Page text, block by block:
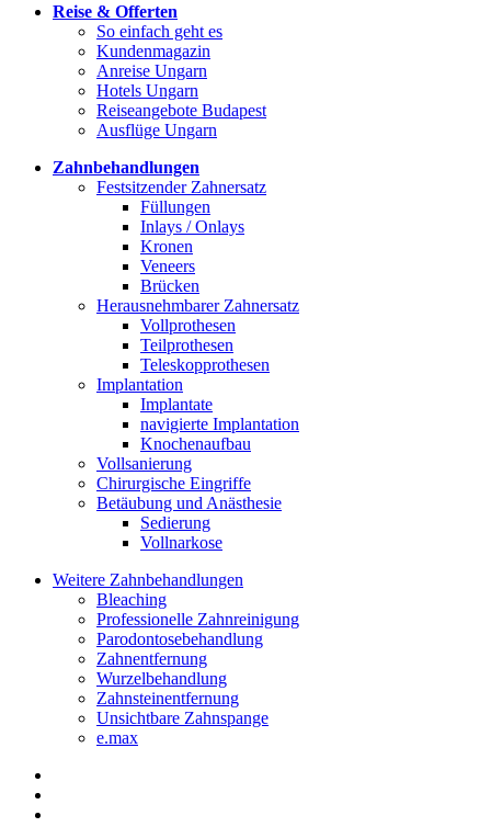
Reise & Offerten
So einfach geht es
Kundenmagazin
Anreise Ungarn
Hotels Ungarn
Reiseangebote Budapest
Ausflüge Ungarn
Zahnbehandlungen
Festsitzender Zahnersatz
Füllungen
Inlays / Onlays
Kronen
Veneers
Brücken
Herausnehmbarer Zahnersatz
Vollprothesen
Teilprothesen
Teleskopprothesen
Implantation
Implantate
navigierte Implantation
Knochenaufbau
Vollsanierung
Chirurgische Eingriffe
Betäubung und Anästhesie
Sedierung
Vollnarkose
Weitere Zahnbehandlungen
Bleaching
Professionelle Zahnreinigung
Parodontosebehandlung
Zahnentfernung
Wurzelbehandlung
Zahnsteinentfernung
Unsichtbare Zahnspange
e.max